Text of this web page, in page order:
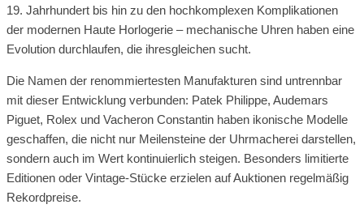
19. Jahrhundert bis hin zu den hochkomplexen Komplikationen
der modernen Haute Horlogerie – mechanische Uhren haben eine
Evolution durchlaufen, die ihresgleichen sucht.
Die Namen der renommiertesten Manufakturen sind untrennbar
mit dieser Entwicklung verbunden: Patek Philippe, Audemars
Piguet, Rolex und Vacheron Constantin haben ikonische Modelle
geschaffen, die nicht nur Meilensteine der Uhrmacherei darstellen,
sondern auch im Wert kontinuierlich steigen. Besonders limitierte
Editionen oder Vintage-Stücke erzielen auf Auktionen regelmäßig
Rekordpreise.